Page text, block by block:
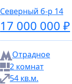
Северный б-р 14
17 000 000 ₽
Отрадное
2 комнат
54 кв.м.